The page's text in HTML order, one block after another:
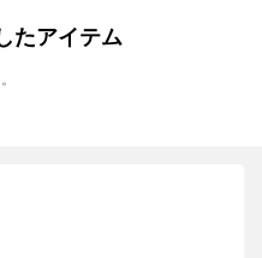
たアイテム